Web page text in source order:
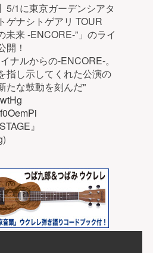
5/1に東京ガーデンシアタ
ゲナシトゲアリ TOUR
未来 -ENCORE-”」のライ
開！
ナルからの-ENCORE-。
指し示してくれた公演の
たな鼓動を刻んだ"
』